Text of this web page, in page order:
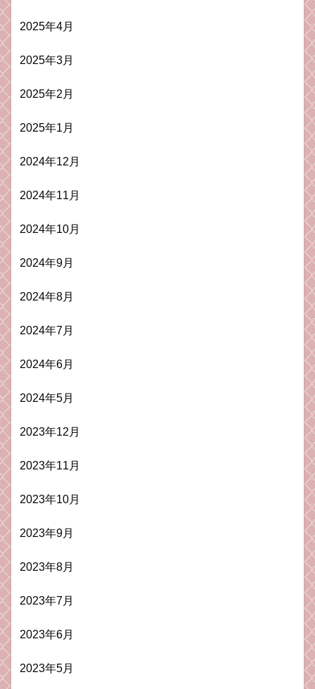
2025年4月
2025年3月
2025年2月
2025年1月
2024年12月
2024年11月
2024年10月
2024年9月
2024年8月
2024年7月
2024年6月
2024年5月
2023年12月
2023年11月
2023年10月
2023年9月
2023年8月
2023年7月
2023年6月
2023年5月